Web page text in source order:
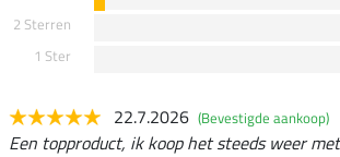
2 Sterren
1 Ster
22.7.2026 (Bevestigde aankoop)
Een topproduct, ik koop het steeds weer